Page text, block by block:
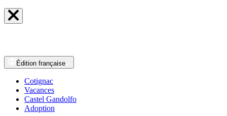
Édition française
Cotignac
Vacances
Castel Gandolfo
Adoption